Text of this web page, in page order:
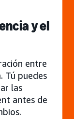
y el
entre
Tú puedes
las
antes de